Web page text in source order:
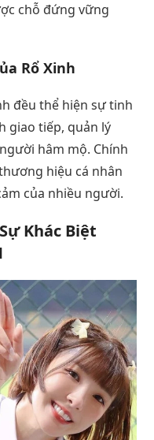
chỗ đứng vững
Rổ Xinh
đều thể hiện sự tinh
giao tiếp, quản lý
hâm mộ. Chính
hiệu cá nhân
của nhiều người.
Khác Biệt